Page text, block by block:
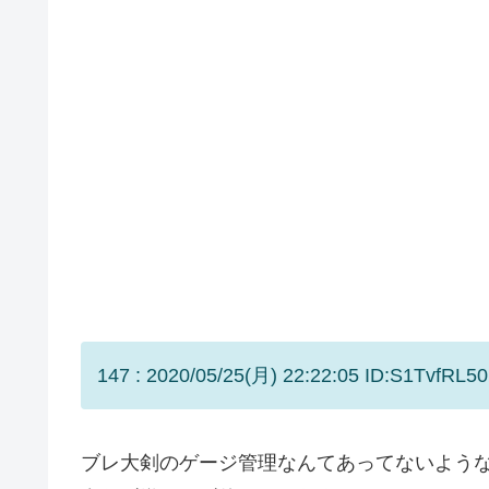
147 : 2020/05/25(月) 22:22:05
ブレ大剣のゲージ管理なんてあってないよう